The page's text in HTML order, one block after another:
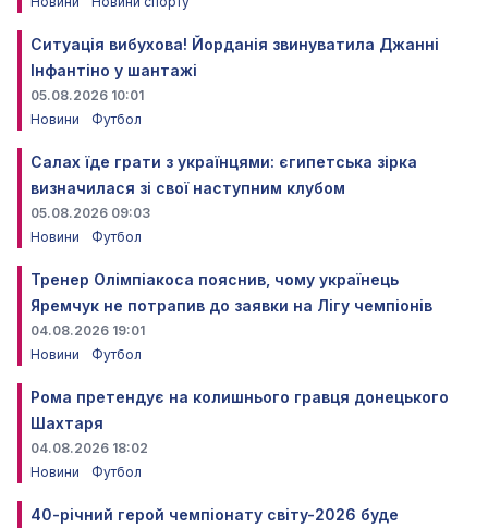
Ситуація вибухова! Йорданія звинуватила Джанні
Інфантіно у шантажі
05.08.2026 10:01
Новини
Футбол
Салах їде грати з українцями: єгипетська зірка
визначилася зі свої наступним клубом
05.08.2026 09:03
Новини
Футбол
Тренер Олімпіакоса пояснив, чому українець
Яремчук не потрапив до заявки на Лігу чемпіонів
04.08.2026 19:01
Новини
Футбол
Рома претендує на колишнього гравця донецького
Шахтаря
04.08.2026 18:02
Новини
Футбол
40-річний герой чемпіонату світу-2026 буде